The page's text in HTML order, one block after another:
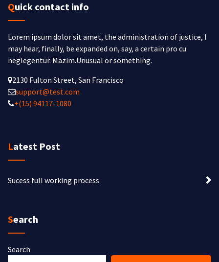
Quick contact info
Lorem ipsum dolor sit amet, the administration of justice, I
may hear, finally, be expanded on, say, a certain pro cu
neglegentur. Mazim.Unusual or something.
2130 Fulton Street, San Francisco
support@test.com
+(15) 94117-1080
Latest Post
Sucess full working process
Search
Search